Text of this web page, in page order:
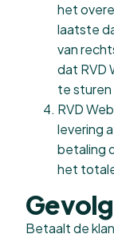
het
laatste
van
dat RVD
te
RVD
levering
betaling
het
Betaalt de